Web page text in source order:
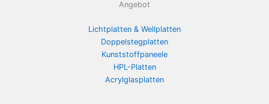
Angebot
Lichtplatten & Wellplatten
Doppelstegplatten
Kunststoffpaneele
HPL-Platten
Acrylglasplatten